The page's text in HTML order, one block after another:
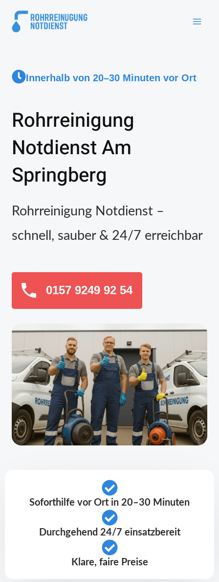
Innerhalb von 20–30 Minuten vor Ort
Rohrreinigung
Notdienst Am
Springberg
Rohrreinigung Notdienst –
schnell, sauber & 24/7 erreichbar
0157 9249 92 54
Soforthilfe vor Ort in 20–30 Minuten
Durchgehend 24/7 einsatzbereit
Klare, faire Preise